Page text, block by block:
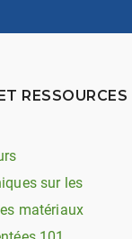
RESSOURCES
sur les
matériaux